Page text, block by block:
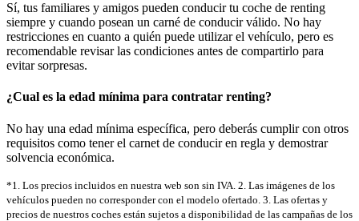
Sí, tus familiares y amigos pueden conducir tu coche de renting
siempre y cuando posean un carné de conducir válido. No hay
restricciones en cuanto a quién puede utilizar el vehículo, pero es
recomendable revisar las condiciones antes de compartirlo para
evitar sorpresas.
¿Cual es la edad mínima para contratar renting?
No hay una edad mínima específica, pero deberás cumplir con otros
requisitos como tener el carnet de conducir en regla y demostrar
solvencia económica.
*1. Los precios incluidos en nuestra web son sin IVA. 2. Las imágenes de los
vehículos pueden no corresponder con el modelo ofertado. 3. Las ofertas y
precios de nuestros coches están sujetos a disponibilidad de las campañas de los